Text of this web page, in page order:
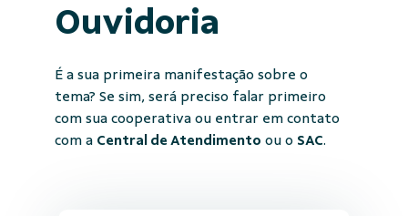
Ouvidoria
É a sua primeira manifestação sobre o
tema? Se sim, será preciso falar primeiro
com sua cooperativa ou entrar em contato
com a Central de Atendimento ou o SAC.